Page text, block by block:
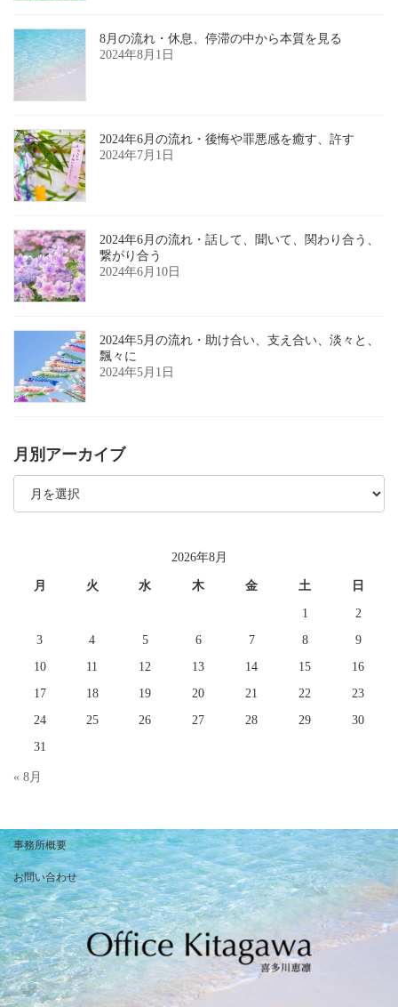
8月の流れ・休息、停滞の中から本質を見る
2024年8月1日
2024年6月の流れ・後悔や罪悪感を癒す、許す
2024年7月1日
2024年6月の流れ・話して、聞いて、関わり合う、
繋がり合う
2024年6月10日
2024年5月の流れ・助け合い、支え合い、淡々と、
飄々に
2024年5月1日
月別アーカイブ
月
2026年8月
月 火 水 木 金 土 日
1
2
3
4 5 6 7 8
9
10
11 12 13 14 15
16
17
18 19 20 21 22
23
24
25 26 27 28 29
30
31
« 8月
事務所概要
お問い合わせ